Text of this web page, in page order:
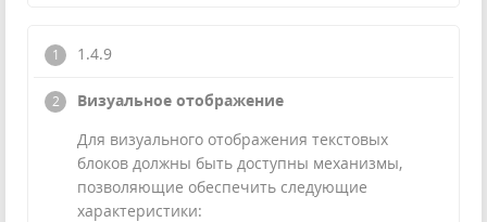
1.4.9
Визуальное отображение
Для визуального отображения текстовых
блоков должны быть доступны механизмы,
позволяющие обеспечить следующие
характеристики: